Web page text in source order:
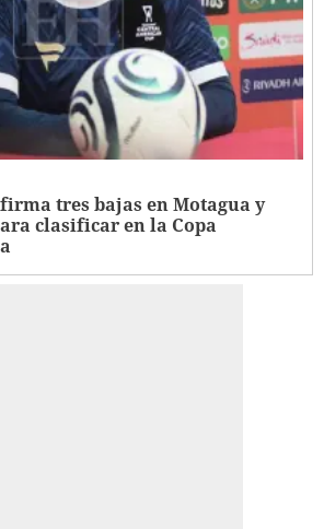
tres bajas en Motagua y
clasificar en la Copa